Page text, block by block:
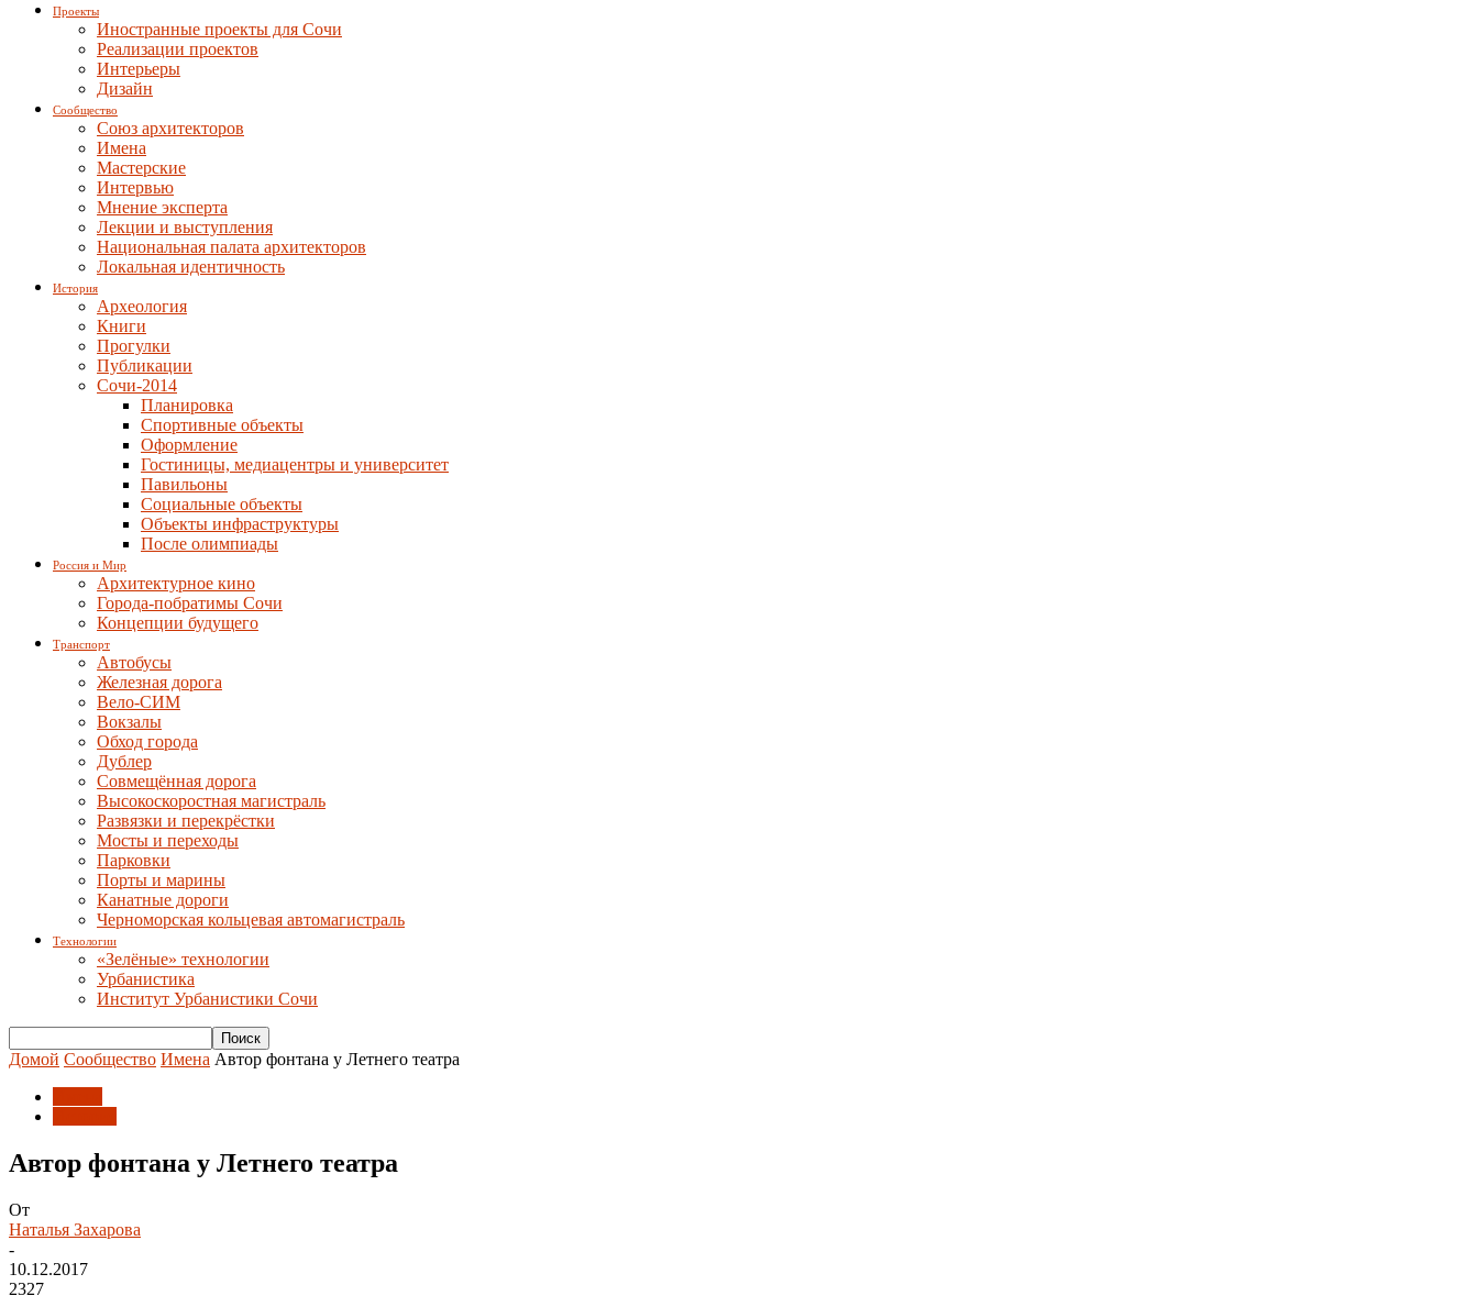
Проекты
Иностранные проекты для Сочи
Реализации проектов
Интерьеры
Дизайн
Сообщество
Союз архитекторов
Имена
Мастерские
Интервью
Мнение эксперта
Лекции и выступления
Национальная палата архитекторов
Локальная идентичность
История
Археология
Книги
Прогулки
Публикации
Сочи-2014
Планировка
Спортивные объекты
Оформление
Гостиницы, медиацентры и университет
Павильоны
Социальные объекты
Объекты инфраструктуры
После олимпиады
Россия и Мир
Архитектурное кино
Города-побратимы Сочи
Концепции будущего
Транспорт
Автобусы
Железная дорога
Вело-СИМ
Вокзалы
Обход города
Дублер
Совмещённая дорога
Высокоскоростная магистраль
Развязки и перекрёстки
Мосты и переходы
Парковки
Порты и марины
Канатные дороги
Черноморская кольцевая автомагистраль
Технологии
«Зелёные» технологии
Урбанистика
Институт Урбанистики Сочи
Домой Сообщество Имена Автор фонтана у Летнего театра
Автор фонтана у Летнего театра
От
Наталья Захарова
-
10.12.2017
2327